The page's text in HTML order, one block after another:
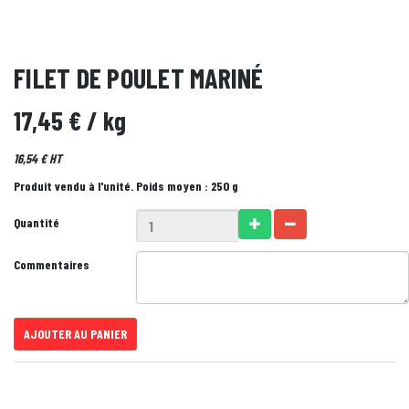
FILET DE POULET MARINÉ
17,45 €/ kg
16,54 € HT
Produit vendu à l'unité. Poids moyen : 250 g
Quantité
Commentaires
AJOUTER AU PANIER